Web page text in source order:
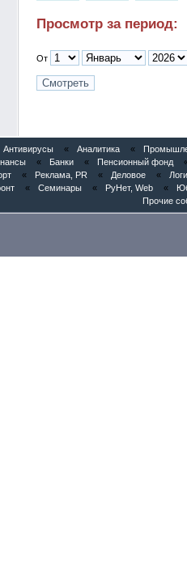
Просмотр за период:
От
Антивирусы « Аналитика «
« Банки « Пенсионный фонд
« Реклама, PR « Деловое «
« Семинары « РуНет, Web «
Прочие